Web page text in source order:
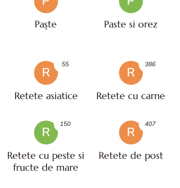
Paşte Paste si orez
R
Retete asiatice
55
R
Retete cu carne
386
R
Retete cu peste si
fructe de mare
150
R
Retete de post
407